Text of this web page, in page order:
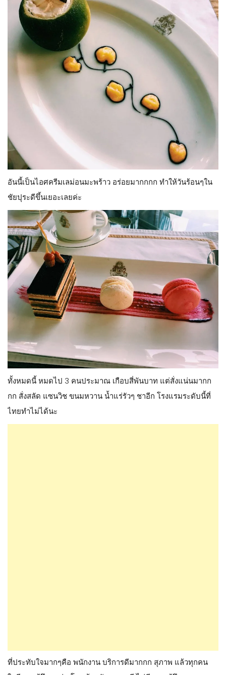
อันนี้เป็นไอศครีมเลม่อนมะพร้าว อร่อยมากกกก ทำให้วันร้อนๆใน
ชัยปุระดีขึ้นเยอะเลยค่ะ
ทั้งหมดนี้ หมดไป 3 คนประมาณ เกือบสี่พันบาท แต่สั่งแน่นมากก
กก สั่งสลัด แซนวิช ขนมหวาน น้ำแร่รัวๆ ชาอีก โรงแรมระดับนี้ที่
ไทยทำไม่ได้นะ
ที่ประทับใจมากๆคือ พนักงาน บริการดีมากกก สุภาพ แล้วทุกคน